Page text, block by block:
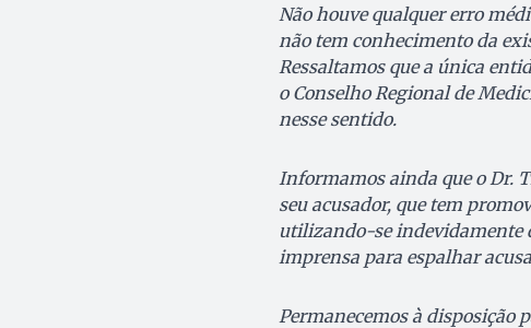
Não houve qualquer erro
não tem conhecimento da
Ressaltamos que a única
o Conselho Regional de
nesse sentido.
Informamos ainda que o Dr.
seu acusador, que tem
utilizando-se indevidamente
imprensa para espalhar
Permanecemos à disposição